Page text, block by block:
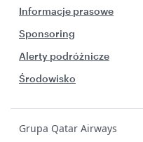
Informacje prasowe
Sponsoring
Alerty podróżnicze
Środowisko
Grupa Qatar Airways